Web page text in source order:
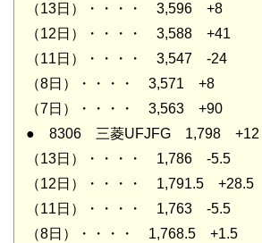
（13日）・・・・ 3,596 +8
（12日）・・・・ 3,588 +41
（11日）・・・・ 3,547 -24
（8日）・・・・ 3,571 +8
（7日）・・・・ 3,563 +90
● 8306 三菱UFJFG 1,798 +12
（13日）・・・・ 1,786 -5.5
（12日）・・・・ 1,791.5 +28.5
（11日）・・・・ 1,763 -5.5
（8日）・・・・ 1,768.5 +1.5